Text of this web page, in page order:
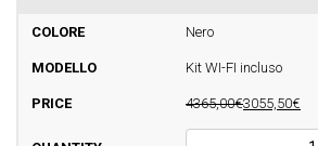
17
420mq
Nero
Kit WI-FI incluso
4365,00€3055,50€